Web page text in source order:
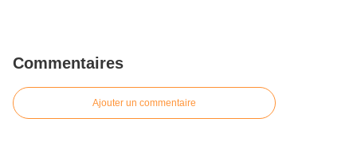
Commentaires
Ajouter un commentaire